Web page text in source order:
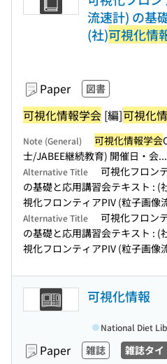
流速計) の基
(社)可視化情
Paper 図書
可視化情報学会 [編]可視化
Note (General) 可視化情報学会
士/JABEE継続教育) 開催日・会...
Alternative Title
可視化フロン
の基礎と応用講習会テキスト : (
視化フロンティアPIV (粒子画像
Alternative Title
可視化フロン
の基礎と応用講習会テキスト : (
視化フロンティアPIV (粒子画像
可視化情報
Paper 雑誌 雑誌タイ
National Diet